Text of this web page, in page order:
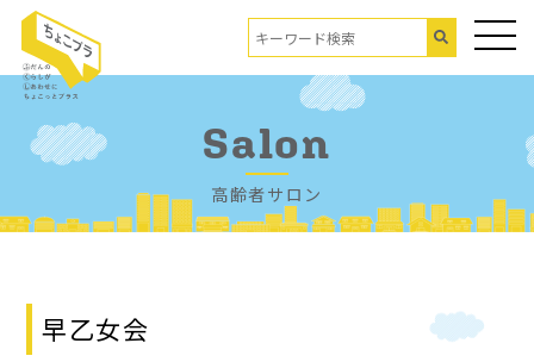
Salon
高齢者サロン
早乙女会